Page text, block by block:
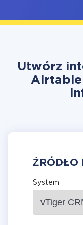
Utwórz
Airtable
ŹRÓDŁO
System